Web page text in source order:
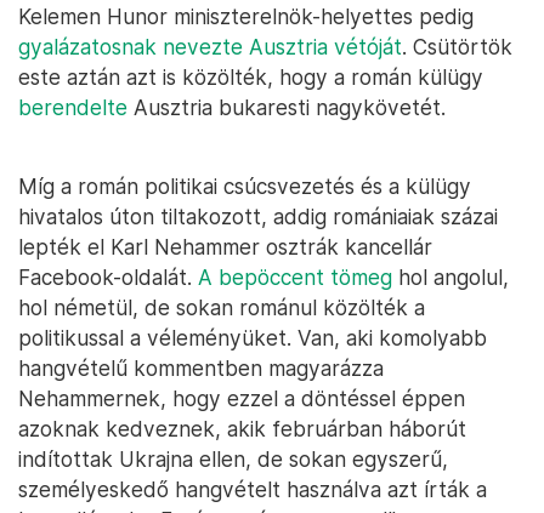
Kelemen Hunor miniszterelnök-helyettes pedig
gyalázatosnak nevezte Ausztria vétóját. Csütörtök
este aztán azt is közölték, hogy a román külügy
berendelte Ausztria bukaresti nagykövetét.
Míg a román politikai csúcsvezetés és a külügy
hivatalos úton tiltakozott, addig romániaiak százai
lepték el Karl Nehammer osztrák kancellár
Facebook-oldalát. A bepöccent tömeg hol angolul,
hol németül, de sokan románul közölték a
politikussal a véleményüket. Van, aki komolyabb
hangvételű kommentben magyarázza
Nehammernek, hogy ezzel a döntéssel éppen
azoknak kedveznek, akik februárban háborút
indítottak Ukrajna ellen, de sokan egyszerű,
személyeskedő hangvételt használva azt írták a